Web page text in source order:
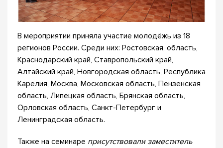
В мероприятии приняла участие молодёжь из 18
регионов России. Среди них: Ростовская, область,
Краснодарский край, Ставропольский край,
Алтайский край, Новгородская область, Республика
Карелия, Москва, Московская область, Пензенская
область, Липецкая область, Брянская область,
Орловская область, Санкт-Петербург и
Ленинградская область.
Также на семинаре присутствовали заместитель